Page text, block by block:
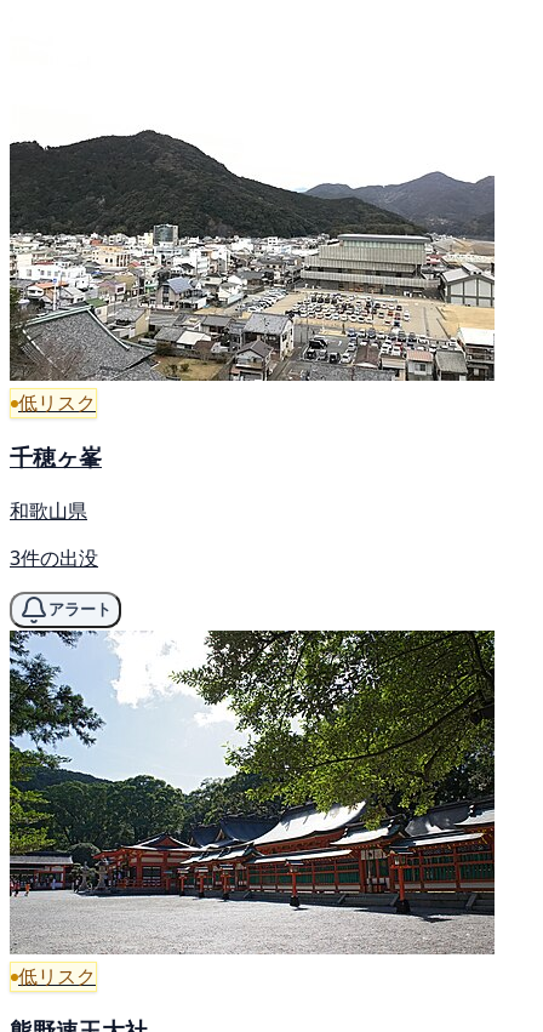
低リスク
千穂ヶ峯
和歌山県
3件の出没
アラート
低リスク